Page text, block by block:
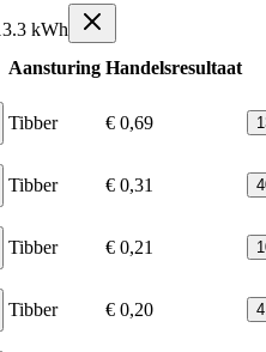
kWh
Aansturing Handelsresultaat
Tibber € 0,69
Tibber € 0,31
Tibber € 0,21
Tibber € 0,20